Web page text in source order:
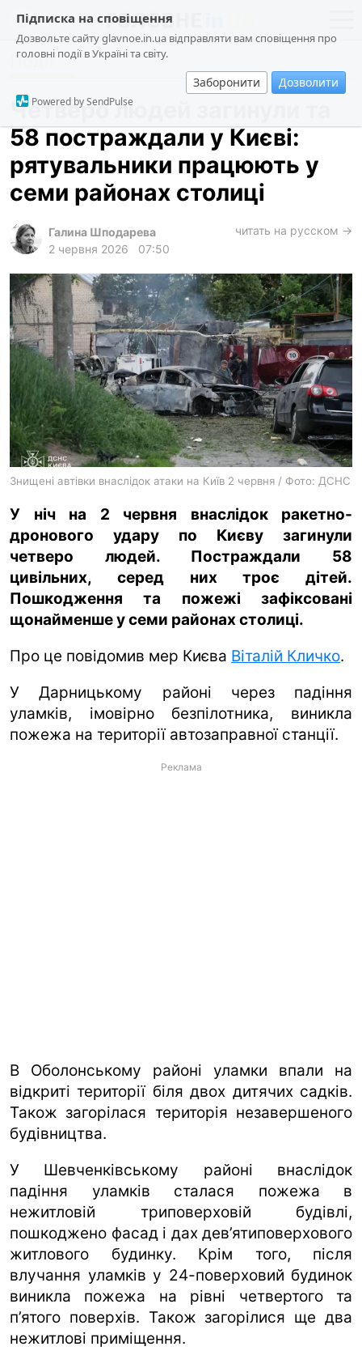
Підписка на сповіщення
Дозвольте сайту glavnoe.in.ua відправляти вам сповіщення про
головні події в Україні та світу.
Заборонити Дозволити
Powered by SendPulse
новини
про проєкт
суспільство
події
кримінал
техно
харків
архів
gambling
ua ru en
Події
Четверо людей загинули та
58 постраждали у Києві:
рятувальники працюють у
семи районах столиці
Галина Шподарева
2 червня 2026
07:50
читать на русском →
Знищені автівки внаслідок атаки на Київ 2 червня / Фото: ДСНС
У ніч на 2 червня внаслідок ракетно-
дронового удару по Києву загинули
четверо людей. Постраждали 58
цивільних, серед них троє дітей.
Пошкодження та пожежі зафіксовані
щонайменше у семи районах столиці.
Про це повідомив мер Києва Віталій Кличко.
У Дарницькому районі через падіння
уламків, імовірно безпілотника, виникла
пожежа на території автозаправної станції.
Реклама
В Оболонському районі уламки впали на
відкриті території біля двох дитячих садків.
Також загорілася територія незавершеного
будівництва.
У Шевченківському районі внаслідок
падіння уламків сталася пожежа в
нежитловій триповерховій будівлі,
пошкоджено фасад і дах дев’ятиповерхового
житлового будинку. Крім того, після
влучання уламків у 24-поверховий будинок
виникла пожежа на рівні четвертого та
п’ятого поверхів. Також загорілися ще два
нежитлові приміщення.